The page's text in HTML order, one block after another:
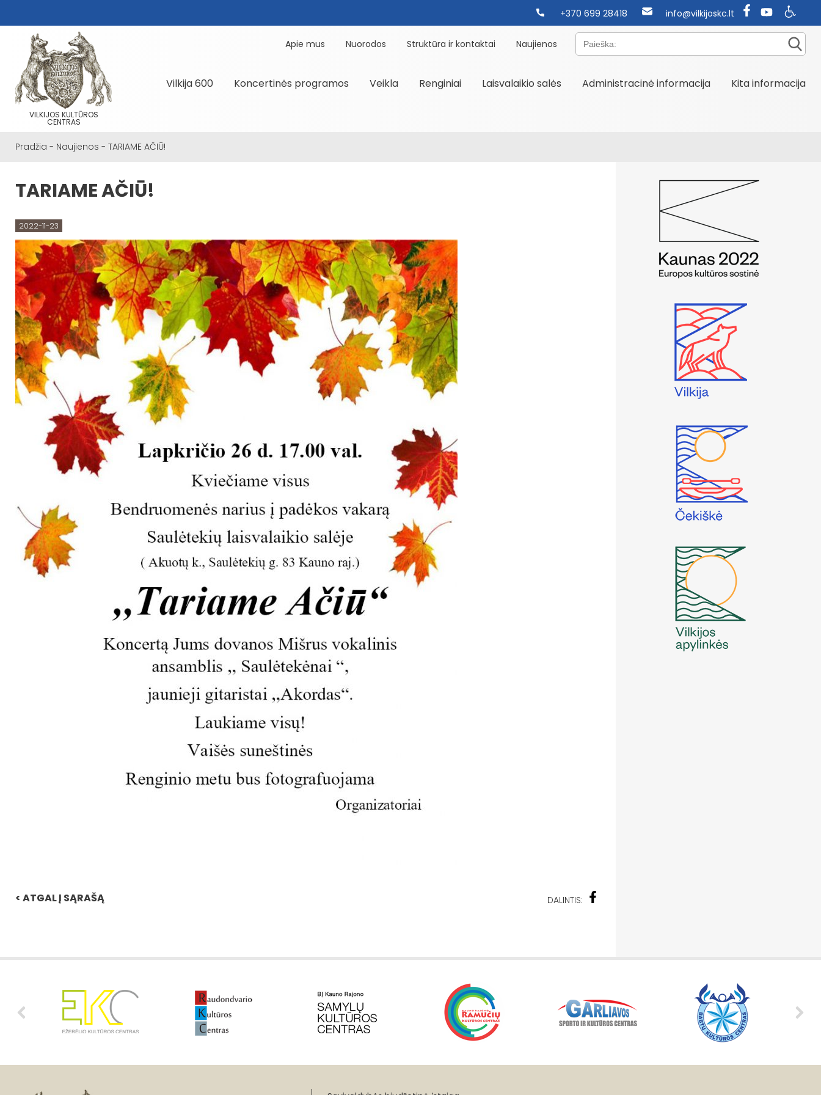
+370 699 28418 info@vilkijoskc.lt
VILKIJOS KULTŪROS
CENTRAS
Apie mus Nuorodos Struktūra ir kontaktai Naujienos Paieška:
Vilkija 600 Koncertinės programos Veikla Renginiai Laisvalaikio salės Administracinė informacija Kita informacija
Pradžia - Naujienos - TARIAME AČIŪ!
TARIAME AČIŪ!
2022-11-23
< ATGAL Į SĄRAŠĄ DALINTIS: